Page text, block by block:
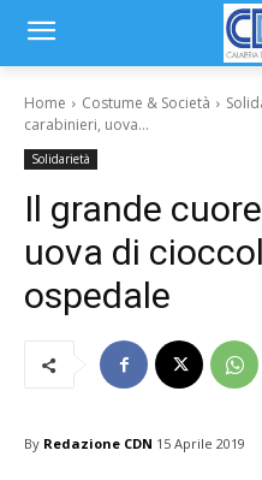
Home Costume & Società
carabinieri, uova...
Solidarietà
Il grande
uova di
ospedale
By Redazione CDN 15 Aprile 2019